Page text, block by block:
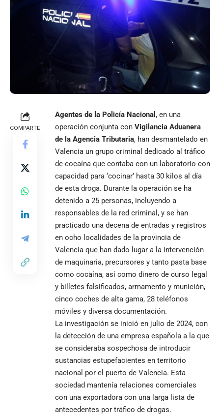
COMPARTE
Agentes de la Policía Nacional , en una
operación conjunta con Vigilancia Aduanera
de la Agencia Tributaria, han desmantelado en
Valencia un grupo criminal dedicado al tráfico
de cocaína que contaba con un laboratorio con
capacidad para ‘cocinar’ hasta 30 kilos al día
de esta droga. Durante la operación se ha
detenido a 25 personas, incluyendo a
responsables de la red criminal, y se han
practicado una decena de entradas y registros
en ocho localidades de la provincia de
Valencia que han dado lugar a la intervención
de maquinaria, precursores y tanto pasta base
como cocaína, así como dinero de curso legal
y billetes falsificados, armamento y munición,
cinco coches de alta gama, 28 teléfonos
móviles y diversa documentación.
La investigación se inició en julio de 2024, con
la detección de una empresa española a la que
se consideraba sospechosa de introducir
sustancias estupefacientes en territorio
nacional por el puerto de Valencia. Esta
sociedad mantenía relaciones comerciales
con una exportadora con una larga lista de
antecedentes por tráfico de drogas.